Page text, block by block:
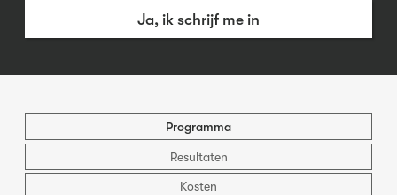
Ja, ik schrijf me in
Programma
Resultaten
Kosten